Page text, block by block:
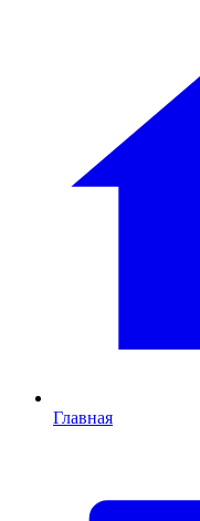
Главная